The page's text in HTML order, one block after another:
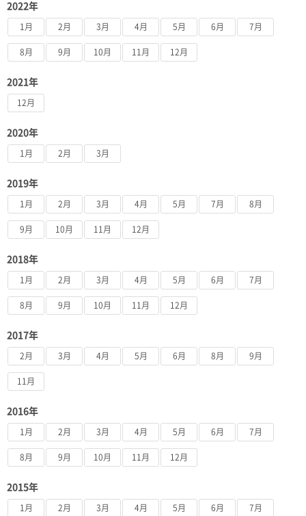
2022年
1月 2月 3月 4月 5月 6月 7月
8月 9月 10月 11月 12月
2021年
12月
2020年
1月 2月 3月
2019年
1月 2月 3月 4月 5月 7月 8月
9月 10月 11月 12月
2018年
1月 2月 3月 4月 5月 6月 7月
8月 9月 10月 11月 12月
2017年
2月 3月 4月 5月 6月 8月 9月
11月
2016年
1月 2月 3月 4月 5月 6月 7月
8月 9月 10月 11月 12月
2015年
1月 2月 3月 4月 5月 6月 7月